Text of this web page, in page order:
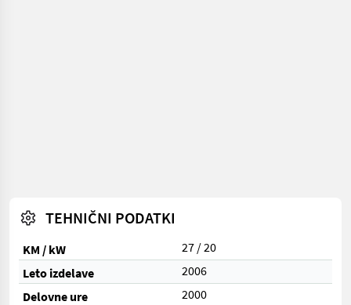
TEHNIČNI PODATKI
KM / kW
27 / 20
Leto izdelave
2006
Delovne ure
2000